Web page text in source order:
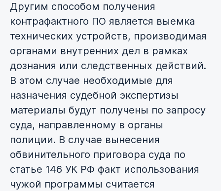
Другим способом получения
контрафактного ПО является выемка
технических устройств, производимая
органами внутренних дел в рамках
дознания или следственных действий.
В этом случае необходимые для
назначения судебной экспертизы
материалы будут получены по запросу
суда, направленному в органы
полиции. В случае вынесения
обвинительного приговора суда по
статье 146 УК РФ факт использования
чужой программы считается